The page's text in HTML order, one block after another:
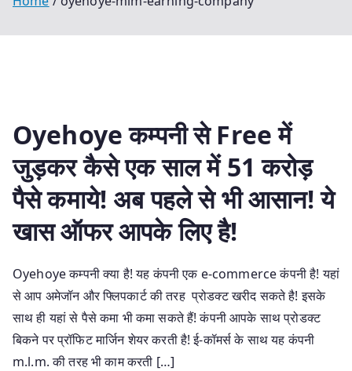
Oyehoye कम्पनी से Free में
जुड़कर कैसे एक साल में 51 करोड़
पैसे कमाये! अब पहले से भी आसान! ये
खास ऑफर आपके लिए है!
Oyehoye कम्पनी क्या है! यह कंपनी एक e-commerce कंपनी है! यहां
से आप अमेजॉन और फ्लिपकार्ट की तरह प्रोडक्ट खरीद सकते है! इसके
साथ ही यहां से पैसे कमा भी कमा सकते हैं! कंपनी आपके साथ प्रोडक्ट
बिकने पर प्रॉफिट मार्जिन शेयर करती है! ई-कॉमर्स के साथ यह कंपनी
m.l.m. की तरह भी काम करती […]